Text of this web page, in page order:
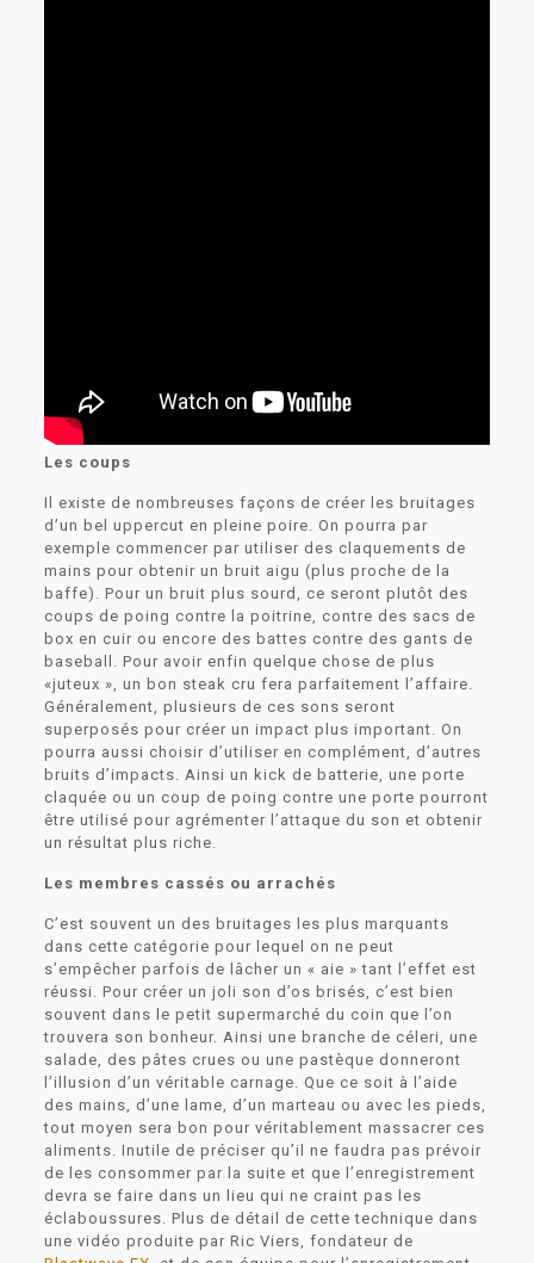
Les coups
Il existe de nombreuses façons de créer les bruitages
d’un bel uppercut en pleine poire. On pourra par
exemple commencer par utiliser des claquements de
mains pour obtenir un bruit aigu (plus proche de la
baffe). Pour un bruit plus sourd, ce seront plutôt des
coups de poing contre la poitrine, contre des sacs de
box en cuir ou encore des battes contre des gants de
baseball. Pour avoir enfin quelque chose de plus
«juteux », un bon steak cru fera parfaitement l’affaire.
Généralement, plusieurs de ces sons seront
superposés pour créer un impact plus important. On
pourra aussi choisir d’utiliser en complément, d’autres
bruits d’impacts. Ainsi un kick de batterie, une porte
claquée ou un coup de poing contre une porte pourront
être utilisé pour agrémenter l’attaque du son et obtenir
un résultat plus riche.
Les membres cassés ou arrachés
C’est souvent un des bruitages les plus marquants
dans cette catégorie pour lequel on ne peut
s’empêcher parfois de lâcher un « aie » tant l’effet est
réussi. Pour créer un joli son d’os brisés, c’est bien
souvent dans le petit supermarché du coin que l’on
trouvera son bonheur. Ainsi une branche de céleri, une
salade, des pâtes crues ou une pastèque donneront
l’illusion d’un véritable carnage. Que ce soit à l’aide
des mains, d’une lame, d’un marteau ou avec les pieds,
tout moyen sera bon pour véritablement massacrer ces
aliments. Inutile de préciser qu’il ne faudra pas prévoir
de les consommer par la suite et que l’enregistrement
devra se faire dans un lieu qui ne craint pas les
éclaboussures. Plus de détail de cette technique dans
une vidéo produite par Ric Viers, fondateur de